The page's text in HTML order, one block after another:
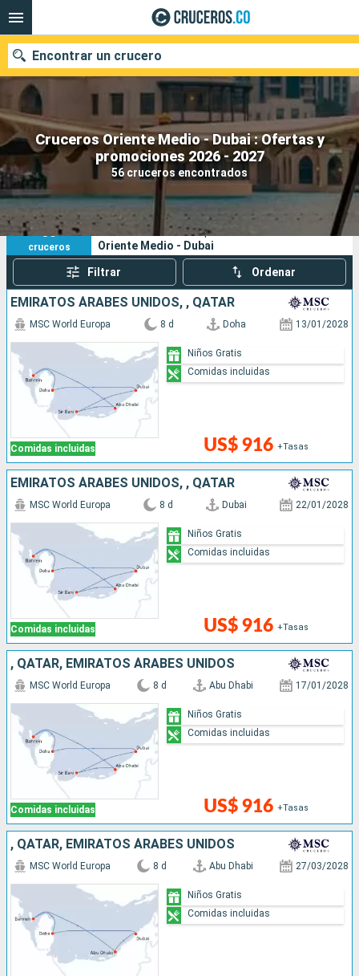
Cruceros Oriente Medio - Dubai : Ofertas y
promociones 2026 - 2027
56 cruceros encontrados
Encontrar un crucero
Fecha de salida
Buscar
56
cruceros
Sus criterios de búsqueda:
Oriente Medio - Dubai
Filtrar Ordenar
EMIRATOS ÁRABES UNIDOS, , QATAR
Comidas incluidas
MSC World Europa 8 d Doha 13/01/2028
US$ 916 +Tasas
Niños Gratis
Comidas incluidas
EMIRATOS ÁRABES UNIDOS, , QATAR
Comidas incluidas
MSC World Europa 8 d Dubai 22/01/2028
US$ 916 +Tasas
Niños Gratis
Comidas incluidas
, QATAR, EMIRATOS ÁRABES UNIDOS
Comidas incluidas
MSC World Europa 8 d Abu Dhabi 17/01/2028
US$ 916 +Tasas
Niños Gratis
Comidas incluidas
, QATAR, EMIRATOS ÁRABES UNIDOS
MSC World Europa 8 d Abu Dhabi 27/03/2028
Niños Gratis
Comidas incluidas